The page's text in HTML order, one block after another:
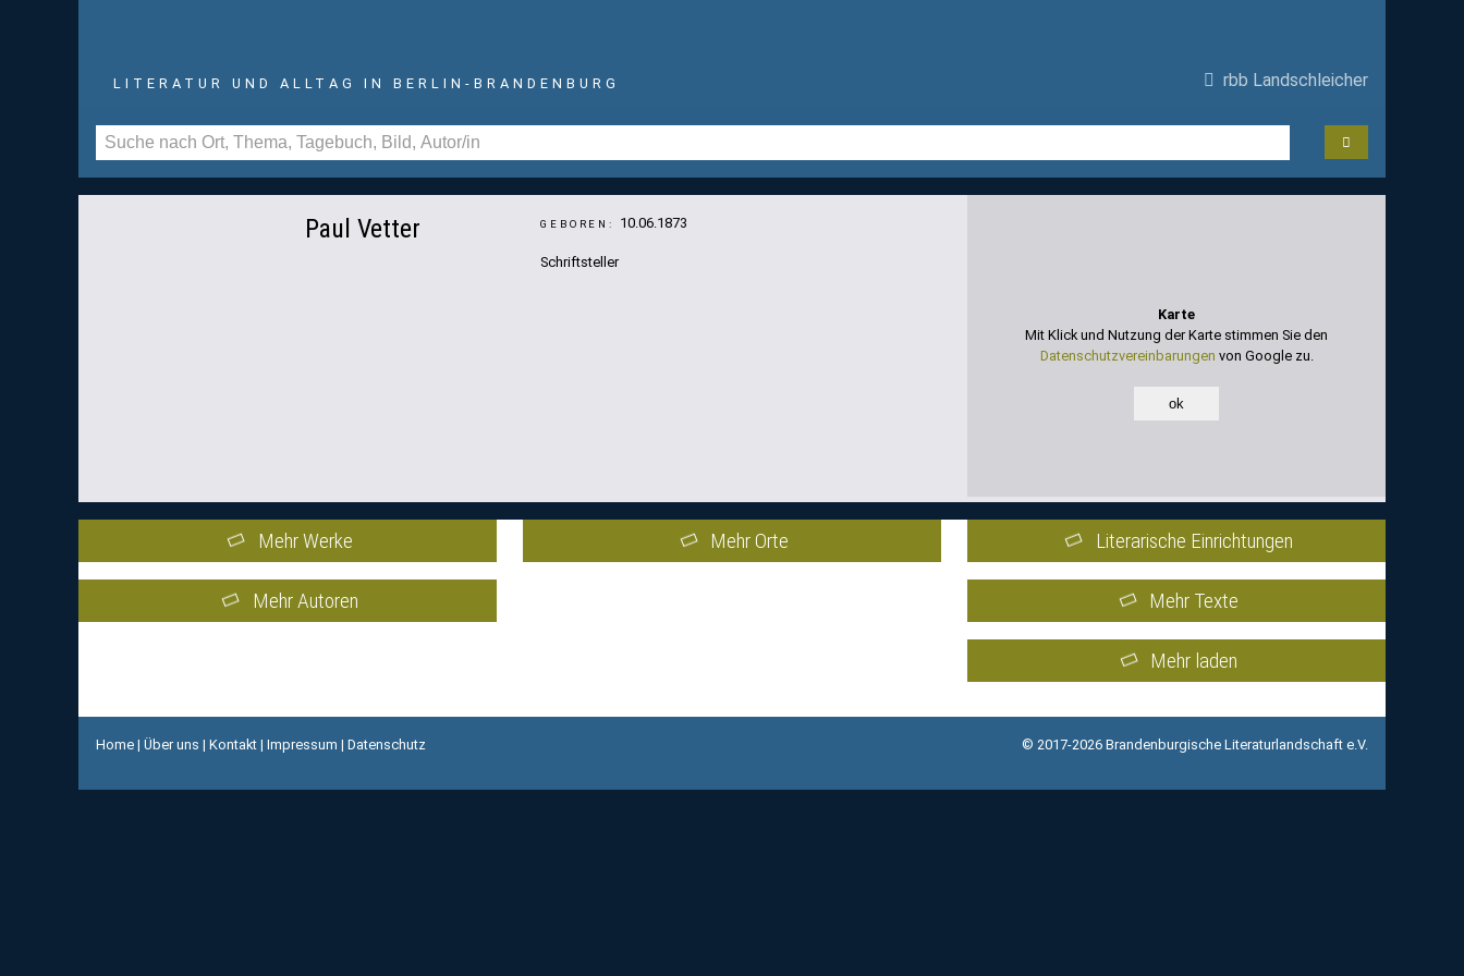
LITERATUR UND ALLTAG IN BERLIN-BRANDENBURG rbb Landschleicher
Paul Vetter GEBOREN: 10.06.1873
Schriftsteller
Karte
Mit Klick und Nutzung der Karte stimmen Sie den
Datenschutzvereinbarungen von Google zu.
ok
Mehr Werke
Mehr Autoren
Mehr Orte Literarische Einrichtungen
Mehr Texte
Mehr laden
Home | Über uns | Kontakt | Impressum | Datenschutz © 2017-2026 Brandenburgische Literaturlandschaft e.V.